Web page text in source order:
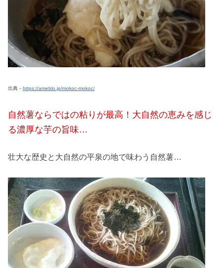
出典－ https://ameblo.jp/mokoc-mokoc/
自然薯ならではの粘りが最高！大自然の恵みを感じ
る濃厚な芋の旨味…
壮大な歴史と大自然の平泉の地で味わう自然薯…